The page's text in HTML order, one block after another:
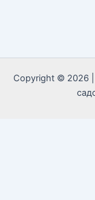
Copyright © 2026 |